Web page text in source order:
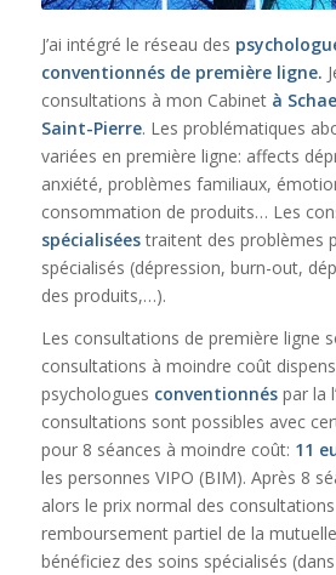
J’ai intégré le réseau des
conventionnés de première ligne.
consultations à mon Cabinet à
Saint-Pierre. Les problématiques
variées en première ligne: affects
anxiété, problèmes familiaux,
consommation de produits… Les
spécialiséestraitent des problèmes
spécialisés (dépression, burn-out,
des produits,…).
Les consultations de première ligne
consultations à moindre coût
psychologues conventionnés par la
consultations sont possibles avec
pour 8 séances à moindre coût: 11
les personnes VIPO (BIM). Après 8
alors le prix normal des
remboursement partiel de la
bénéficiez des soins spécialisés